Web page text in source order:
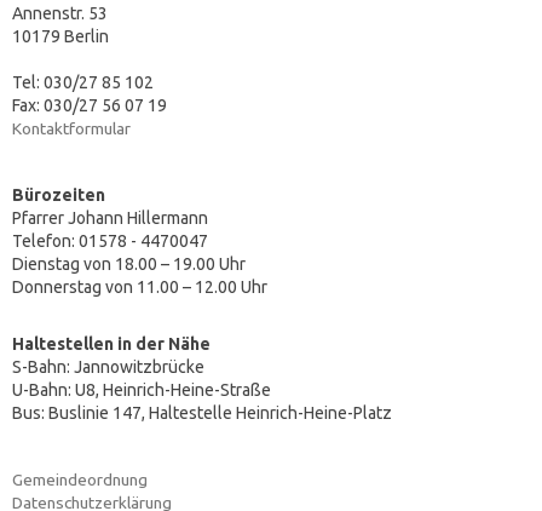
Annenstr. 53
10179 Berlin
Tel: 030/27 85 102
Fax: 030/27 56 07 19
Kontaktformular
Bürozeiten
Pfarrer Johann Hillermann
Telefon: 01578 - 4470047
Dienstag von 18.00 – 19.00 Uhr
Donnerstag von 11.00 – 12.00 Uhr
Haltestellen in der Nähe
S-Bahn: Jannowitzbrücke
U-Bahn: U8, Heinrich-Heine-Straße
Bus: Buslinie 147, Haltestelle Heinrich-Heine-Platz
Gemeindeordnung
Datenschutzerklärung